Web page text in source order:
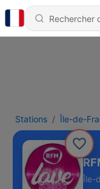
Stations Île-de-
Île-